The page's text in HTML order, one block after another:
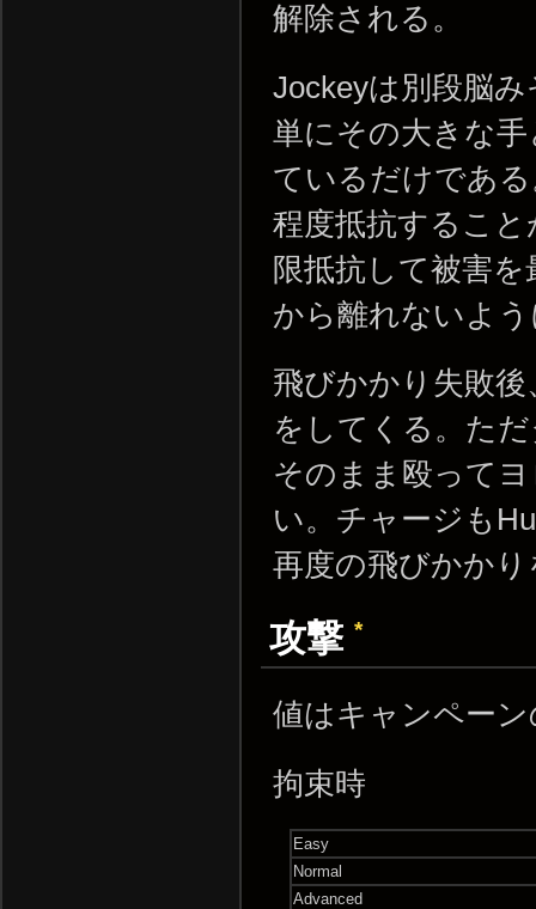
解除される。
Jockeyは別段脳
単にその大きな
ているだけであ
程度抵抗するこ
限抵抗して被害
から離れないよ
飛びかかり失敗
をしてくる。た
そのまま殴って
い。チャージも
再度の飛びかか
攻撃*
値はキャンペー
拘束時
Easy
Normal
Advanced